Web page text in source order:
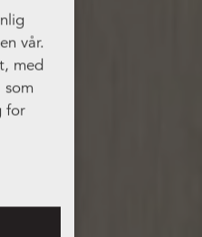
vår.
med
som
for